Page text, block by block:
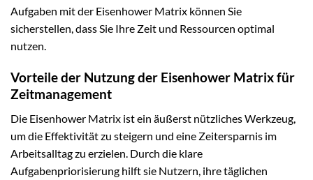
Aufgaben mit der Eisenhower Matrix können Sie
sicherstellen, dass Sie Ihre Zeit und Ressourcen optimal
nutzen.
Vorteile der Nutzung der Eisenhower Matrix für
Zeitmanagement
Die Eisenhower Matrix ist ein äußerst nützliches Werkzeug,
um die Effektivität zu steigern und eine Zeitersparnis im
Arbeitsalltag zu erzielen. Durch die klare
Aufgabenpriorisierung hilft sie Nutzern, ihre täglichen